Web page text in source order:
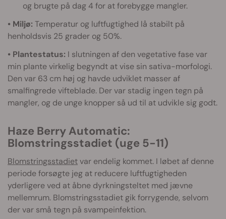
og brugte på dag 4 for at forebygge mangler.
• Miljø: Temperatur og luftfugtighed lå stabilt på
henholdsvis 25 grader og 50%.
• Plantestatus: I slutningen af den vegetative fase var
min plante virkelig begyndt at vise sin sativa-morfologi.
Den var 63 cm høj og havde udviklet masser af
smalfingrede vifteblade. Der var stadig ingen tegn på
mangler, og de unge knopper så ud til at udvikle sig godt.
Haze Berry Automatic:
Blomstringsstadiet (uge 5-11)
Blomstringsstadietvar endelig kommet. I løbet af denne
periode forsøgte jeg at reducere luftfugtigheden
yderligere ved at åbne dyrkningsteltet med jævne
mellemrum. Blomstringsstadiet gik forrygende, selvom
der var små tegn på svampeinfektion.